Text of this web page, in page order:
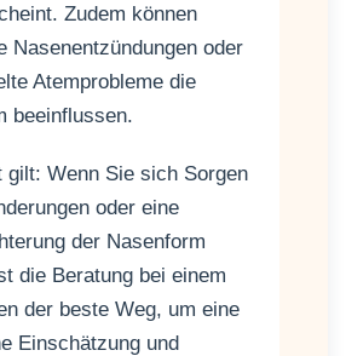
Zudem können
Nasenentzündungen oder
Atemprobleme die
beeinflussen.
gilt: Wenn Sie sich Sorgen
oder eine
der Nasenform
die Beratung bei einem
der beste Weg, um eine
Einschätzung und